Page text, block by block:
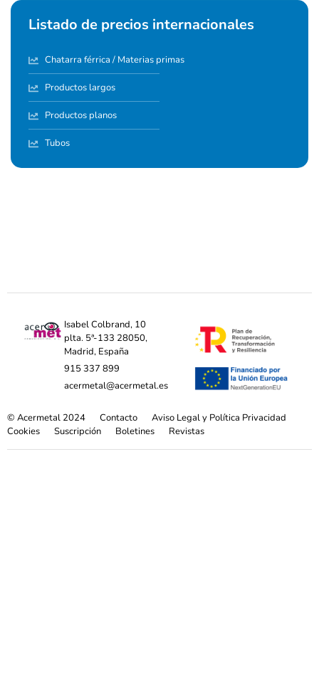
Listado de precios internacionales
Chatarra férrica / Materias primas
Productos largos
Productos planos
Tubos
Isabel Colbrand, 10
plta. 5ª-133 28050,
Madrid, España
915 337 899
acermetal@acermetal.es
© Acermetal 2024 Contacto
Aviso Legal y Política Privacidad
Cookies
Suscripción Boletines Revistas